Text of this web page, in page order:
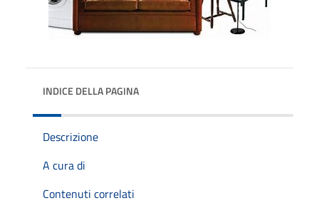
INDICE DELLA PAGINA
Descrizione
A cura di
Contenuti correlati